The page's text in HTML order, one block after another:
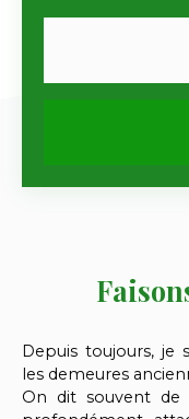
Depuis toujours, je
les demeures
On dit souvent